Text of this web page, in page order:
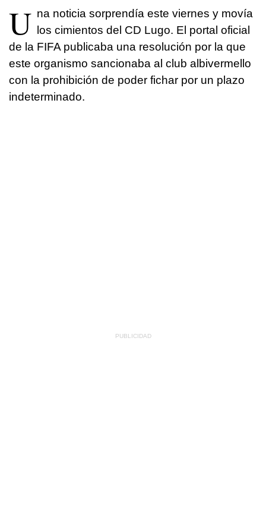
U na noticia sorprendía este viernes y movía
los cimientos del CD Lugo. El portal oficial
de la FIFA publicaba una resolución por la que
este organismo sancionaba al club albivermello
con la prohibición de poder fichar por un plazo
indeterminado.